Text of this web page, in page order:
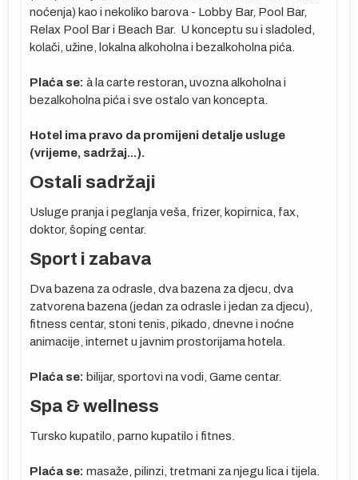
noćenja) kao i nekoliko barova - Lobby Bar, Pool Bar,
Relax Pool Bar i Beach Bar. U konceptu su i sladoled,
kolači, užine, lokalna alkoholna i bezalkoholna pića.
Plaća se: à la carte restoran, uvozna alkoholna i
bezalkoholna pića i sve ostalo van koncepta.
Hotel ima pravo da promijeni detalje usluge
(vrijeme, sadržaj...).
Ostali sadržaji
Usluge pranja i peglanja veša, frizer, kopirnica, fax,
doktor, šoping centar.
Sport i zabava
Dva bazena za odrasle, dva bazena za djecu, dva
zatvorena bazena (jedan za odrasle i jedan za djecu),
fitness centar, stoni tenis, pikado, dnevne i noćne
animacije, internet u javnim prostorijama hotela.
Plaća se: bilijar, sportovi na vodi, Game centar.
Spa & wellness
Tursko kupatilo, parno kupatilo i fitnes.
Plaća se: masaže, pilinzi, tretmani za njegu lica i tijela.